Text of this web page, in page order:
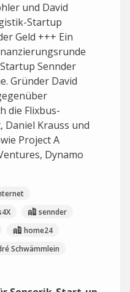
und David
Startup
Geld +++ Ein
Sennder
Gründer David
die Flixbus-
Daniel Krauss und
Project A
Dynamo
sennder
home24
Schwämmlein